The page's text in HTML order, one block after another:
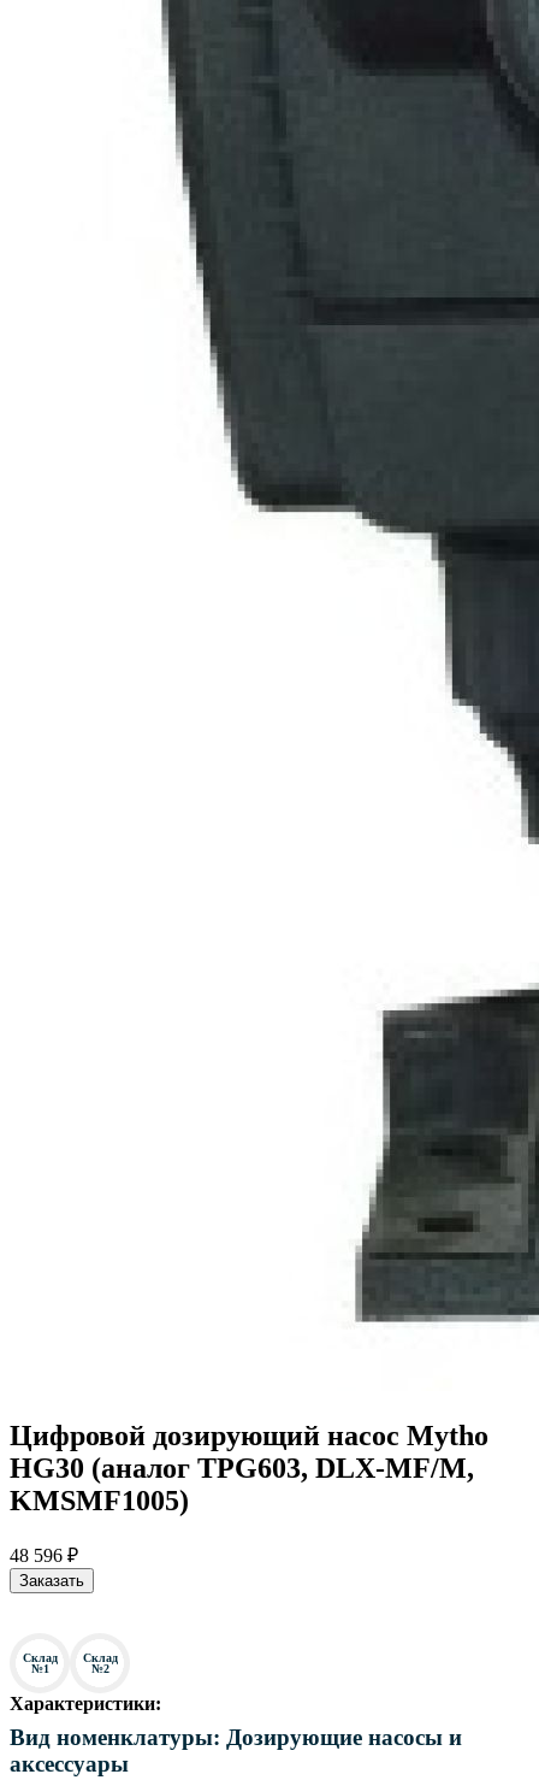
Цифровой дозирующий насос Mytho
HG30 (аналог TPG603, DLX-MF/M,
KMSMF1005)
48 596 ₽
Заказать
Склад
№1
Склад
№2
Характеристики:
Вид номенклатуры: Дозирующие насосы и
аксессуары